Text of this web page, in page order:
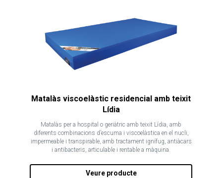
Matalàs viscoelàstic residencial amb teixit
Lídia
Matalàs per a hospital o geriàtric amb teixit Lídia, amb
diferents combinacions d’escuma i viscoelàstica en el nucli,
impermeable i transpirable, amb tractament ignífug, antiàcars
i antibacteris, articulable i rentable a màquina.
Veure producte